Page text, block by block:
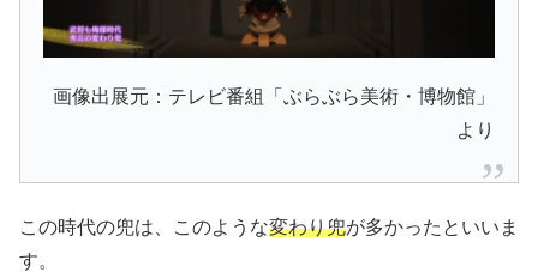
画像出展元：テレビ番組「ぶらぶら美術・博物館」
より
この時代の兜は、このような変わり兜が多かったといいま
す。